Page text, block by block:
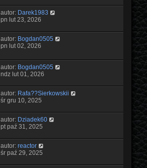
autor: Darek1983
pn lut 23, 2026
autor: Bogdan0505
pn lut 02, 2026
autor: Bogdan0505
ndz lut 01, 2026
autor: Rafa??Sierkowskii
śr gru 10, 2025
autor: Dziadek60
pt paź 31, 2025
autor:reactor
śr paź 29, 2025